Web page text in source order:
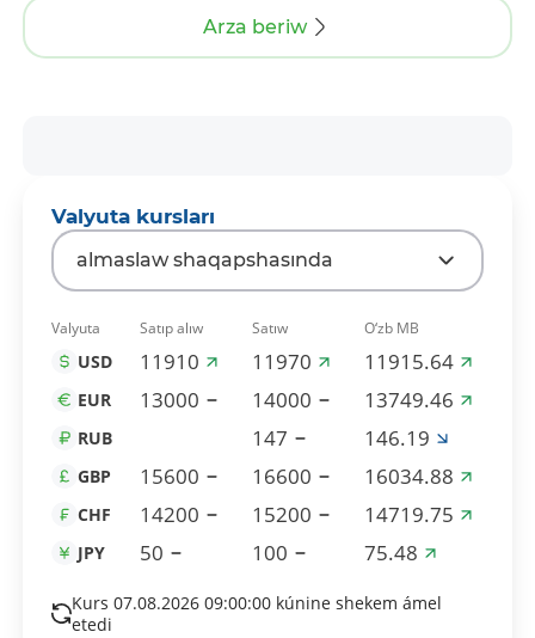
Arza beriw
Valyuta kursları
almaslaw shaqapshasında
Valyuta Satıp alıw Satıw O‘zb MB
USD 11910 11970 11915.64
EUR 13000 14000 13749.46
RUB 147 146.19
GBP 15600 16600 16034.88
CHF 14200 15200 14719.75
JPY 50 100 75.48
Kurs 07.08.2026 09:00:00 kúnine shekem ámel
etedi